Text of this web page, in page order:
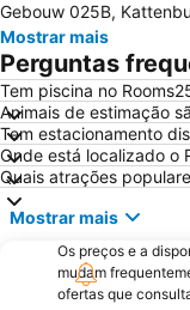
Anne Frank Museum
Sloterdijk
Van Gogh Museum
Jaarbeurs Utrecht
Stadium
Grachtengordel
Noord
Zandvoort Beach
Oost
Gebouw 025B,
Mostrar mais
Perguntas
Tem piscina no
Animais de estimação
Tem estacionamento
Onde está localizado o
Quais atrações
Mostrar mais
Os preços e a
mudam
ofertas que